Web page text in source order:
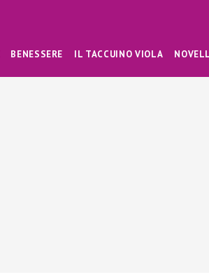
BENESSERE IL TACCUINO VIOLA